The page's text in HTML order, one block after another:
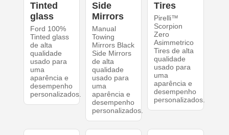
Tinted
glass
Ford 100%
Tinted glass
de alta
qualidade
usado para
uma
aparência e
desempenho
personalizados.
Side
Mirrors
Manual
Towing
Mirrors Black
Side Mirrors
de alta
qualidade
usado para
uma
aparência e
desempenho
personalizados.
Tires
Pirelli™
Scorpion
Zero
Asimmetrico
Tires de alta
qualidade
usado para
uma
aparência e
desempenho
personalizados.